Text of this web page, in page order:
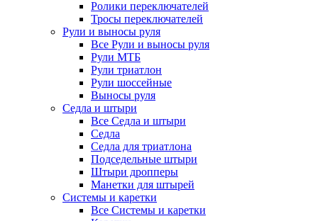
Ролики переключателей
Тросы переключателей
Рули и выносы руля
Все Рули и выносы руля
Рули МТБ
Рули триатлон
Рули шоссейные
Выносы руля
Седла и штыри
Все Седла и штыри
Седла
Седла для триатлона
Подседельные штыри
Штыри дропперы
Манетки для штырей
Системы и каретки
Все Системы и каретки